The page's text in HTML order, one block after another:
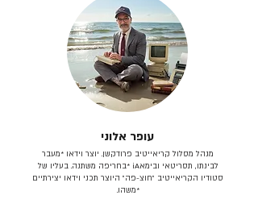
עופר אלוני
מנהל מסלול קריאייטיב פרודקשן. יוצר וידאו *מעבר
לבינתו, תסריטאי וב​ימאiA‎ *בחריפה משתנה. בעליו של
סטודיו הקריאייטיב ״חוצ-פה״ היוצר תכני וידאו יצירתיים
*משהו.